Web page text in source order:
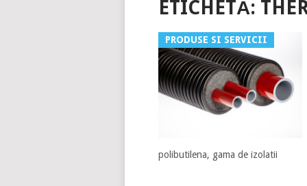
ETICHETĂ:
PRODUSE SI SERVICII
polibutilena, gama de izolatii